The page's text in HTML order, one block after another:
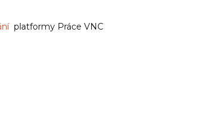
platformy Práce VNC